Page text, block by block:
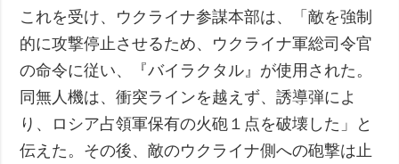
これを受け、ウクライナ参謀本部は、「敵を強制
的に攻撃停止させるため、ウクライナ軍総司令官
の命令に従い、『バイラクタル』が使用された。
同無人機は、衝突ラインを越えず、誘導弾によ
り、ロシア占領軍保有の火砲１点を破壊した」と
伝えた。その後、敵のウクライナ側への砲撃は止